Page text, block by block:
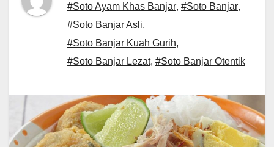
#Soto Ayam Khas Banjar, #Soto Banjar,
#Soto Banjar Asli,
#Soto Banjar Kuah Gurih,
#Soto Banjar Lezat, #Soto Banjar Otentik